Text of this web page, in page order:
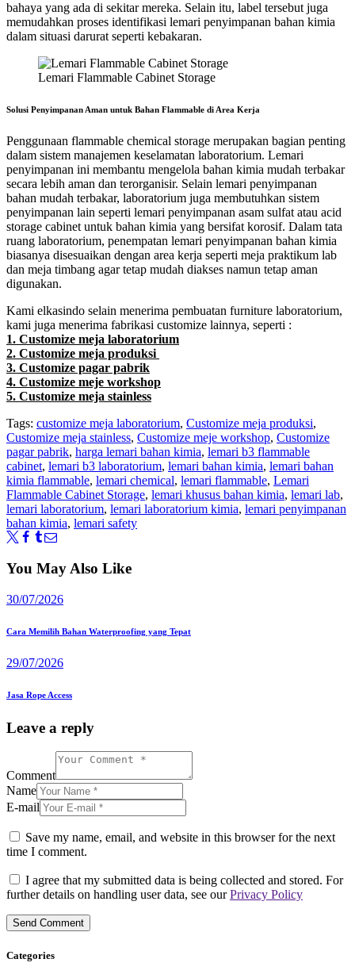
bahaya yang ada di sekitar mereka. Selain itu, label tersebut juga
memudahkan proses identifikasi lemari penyimpanan bahan kimia
dalam situasi darurat seperti kebakaran.
Lemari Flammable Cabinet Storage
Solusi Penyimpanan Aman untuk Bahan Flammable di Area Kerja
Penggunaan flammable chemical storage merupakan bagian penting
dalam sistem manajemen keselamatan laboratorium. Lemari
penyimpanan ini membantu mengelola bahan kimia mudah terbakar
secara lebih aman dan terorganisir. Selain lemari penyimpanan
bahan mudah terbakar, laboratorium juga membutuhkan sistem
penyimpanan lain seperti lemari penyimpanan asam sulfat atau acid
storage cabinet untuk bahan kimia yang bersifat korosif. Dalam tata
ruang laboratorium, penempatan lemari penyimpanan bahan kimia
biasanya disesuaikan dengan area kerja seperti meja praktikum lab
dan meja timbang agar tetap mudah diakses namun tetap aman
digunakan.
Kami elkasindo selain menerima pembuatan furniture laboratorium,
kami juga menerima fabrikasi customize lainnya, seperti :
1. Customize meja laboratorium
2. Customize meja produksi
3. Customize pagar pabrik
4. Customize meje workshop
5. Customize meja stainless
Tags: customize meja laboratorium, Customize meja produksi,
Customize meja stainless, Customize meje workshop, Customize
pagar pabrik, harga lemari bahan kimia, lemari b3 flammable
cabinet, lemari b3 laboratorium, lemari bahan kimia, lemari bahan
kimia flammable, lemari chemical, lemari flammable, Lemari
Flammable Cabinet Storage, lemari khusus bahan kimia, lemari lab,
lemari laboratorium, lemari laboratorium kimia, lemari penyimpanan
bahan kimia, lemari safety
You May Also Like
30/07/2026
Cara Memilih Bahan Waterproofing yang Tepat
29/07/2026
Jasa Rope Access
Leave a reply
Comment
Name
E-mail
Save my name, email, and website in this browser for the next
time I comment.
I agree that my submitted data is being collected and stored. For
further details on handling user data, see ourPrivacy Policy
Categories